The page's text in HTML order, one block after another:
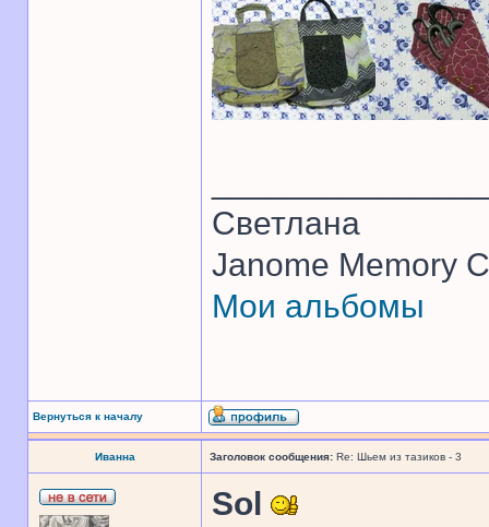
Светлана
Janome Memory
Мои альбомы
Вернуться к началу
Иванна Заголовок сообщения: Re: Шьем из тазиков - 3
Sol